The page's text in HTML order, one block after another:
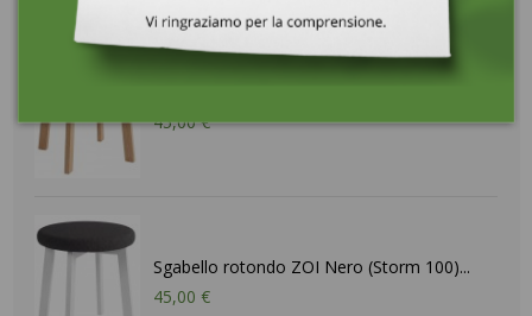
45,00 €
Sgabello rotondo ZOI Nero (Storm 100)...
45,00 €